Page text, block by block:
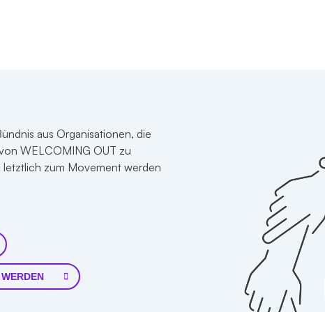
aus Organisationen, die
WELCOMING OUT zu
zum Movement werden